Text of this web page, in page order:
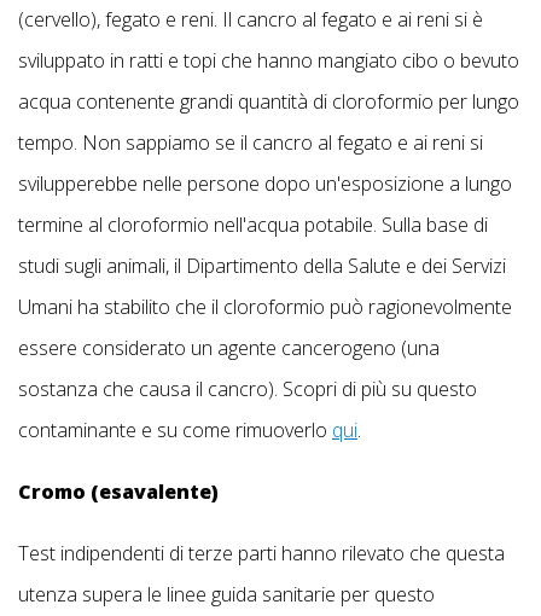
(cervello), fegato e reni. Il cancro al fegato e ai reni si è
sviluppato in ratti e topi che hanno mangiato cibo o bevuto
acqua contenente grandi quantità di cloroformio per lungo
tempo. Non sappiamo se il cancro al fegato e ai reni si
svilupperebbe nelle persone dopo un'esposizione a lungo
termine al cloroformio nell'acqua potabile. Sulla base di
studi sugli animali, il Dipartimento della Salute e dei Servizi
Umani ha stabilito che il cloroformio può ragionevolmente
essere considerato un agente cancerogeno (una
sostanza che causa il cancro). Scopri di più su questo
contaminante e su come rimuoverlo qui.
Cromo (esavalente)
Test indipendenti di terze parti hanno rilevato che questa
utenza supera le linee guida sanitarie per questo